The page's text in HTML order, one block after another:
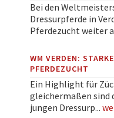
Bei den
Dressurpferde in
Pferdezucht weiter
WM VERDEN:
PFERDEZUCHT
Ein Highlight für
gleichermaßen sind
jungen Dressurp...